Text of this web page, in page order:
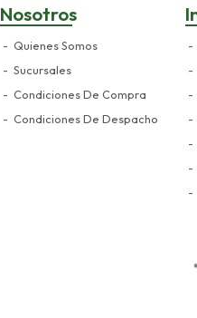
Nosotros
Quienes Somos
Sucursales
Condiciones De Compra
Condiciones De Despacho